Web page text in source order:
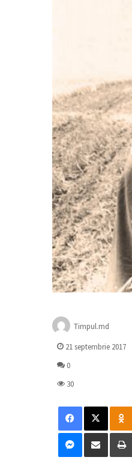
Timpul.md
21 septembrie 2017
0
30
Facebook
X
Messenger
Distribuie prin mail